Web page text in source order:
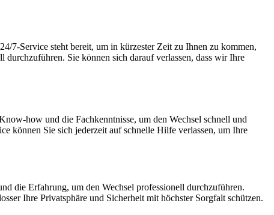
7-Service steht bereit, um in kürzester Zeit zu Ihnen zu kommen,
durchzuführen. Sie können sich darauf verlassen, dass wir Ihre
how und die Fachkenntnisse, um den Wechsel schnell und
können Sie sich jederzeit auf schnelle Hilfe verlassen, um Ihre
die Erfahrung, um den Wechsel professionell durchzuführen.​
Ihre Privatsphäre und Sicherheit mit höchster Sorgfalt schützen.​